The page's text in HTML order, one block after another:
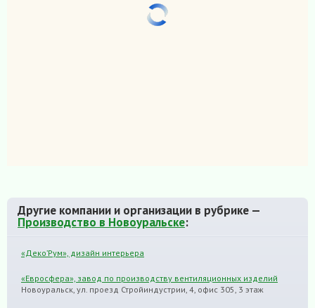
Другие компании и организации в рубрике —
Производство в Новоуральске:
«Деко’Рум», дизайн интерьера
«Евросфера», завод по производству вентиляционных изделий
Новоуральск, ул. проезд Стройиндустрии, 4, офис 305, 3 этаж